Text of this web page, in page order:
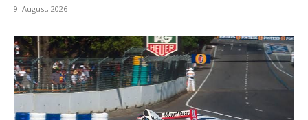
9. August, 2026